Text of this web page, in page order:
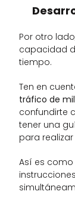
Por otro
capacidad
tiempo.
tráfico de
confundirte
tener una
para
Así es